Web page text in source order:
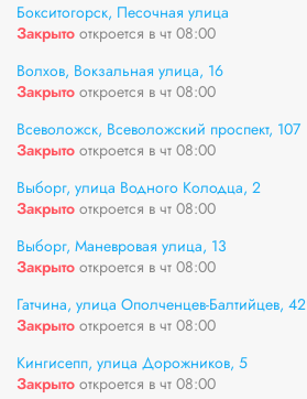
Бокситогорск, Песочная улица
Закрыто откроется в чт 08:00
Волхов, Вокзальная улица, 16
Закрыто откроется в чт 08:00
Всеволожск, Всеволожский проспект, 107
Закрыто откроется в чт 08:00
Выборг, улица Водного Колодца, 2
Закрыто откроется в чт 08:00
Выборг, Маневровая улица, 13
Закрыто откроется в чт 08:00
Гатчина, улица Ополченцев-Балтийцев, 42
Закрыто откроется в чт 08:00
Кингисепп, улица Дорожников, 5
Закрыто откроется в чт 08:00